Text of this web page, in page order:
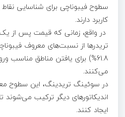
سطوح فیبوناچی برای شناسایی
کاربرد دارند.
در واقع، زمانی که قیمت پس از
61.8%) برای یافتن مناطق مناسب
می‌کنند.
در سوئینگ تریدینگ، این سطوح
اندیکاتورهای دیگر ترکیب می‌شوند
ایجاد کنند.